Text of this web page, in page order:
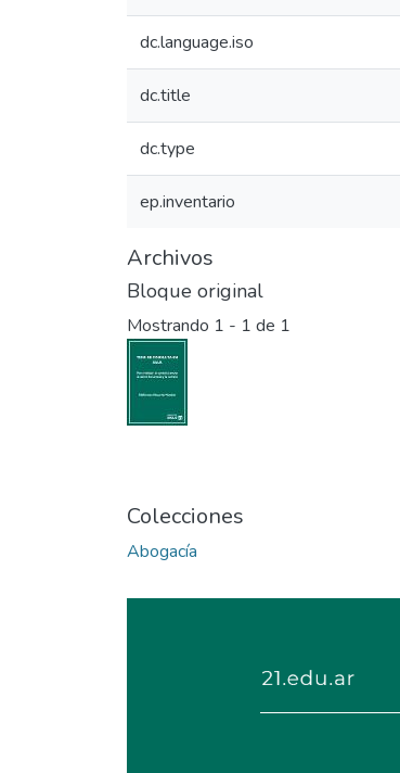
dc.language.iso
dc.title
dc.type
ep.inventario
Archivos
Bloque original
Mostrando 1 - 1 de 1
Colecciones
Abogacía